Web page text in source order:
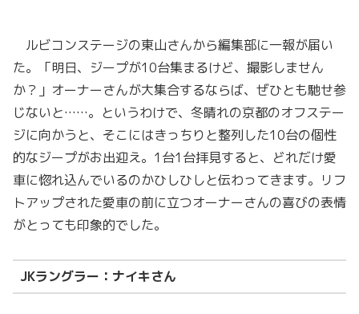
ルビコンステージの東山さんから編集部に一報が届い
た。「明日、ジープが10台集まるけど、撮影しません
か？」オーナーさんが大集合するならば、ぜひとも馳せ参
じないと……。というわけで、冬晴れの京都のオフステー
ジに向かうと、そこにはきっちりと整列した10台の個性
的なジープがお出迎え。1台1台拝見すると、どれだけ愛
車に惚れ込んでいるのかひしひしと伝わってきます。リフ
トアップされた愛車の前に立つオーナーさんの喜びの表情
がとっても印象的でした。
JKラングラー：ナイキさん